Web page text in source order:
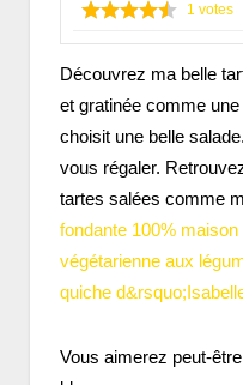
1 votes
Découvrez ma belle
et gratinée comme
choisit une belle
vous régaler.
tartes salées comme
fondante 100%
végétarienne aux
quiche
Vous aimerez peut-